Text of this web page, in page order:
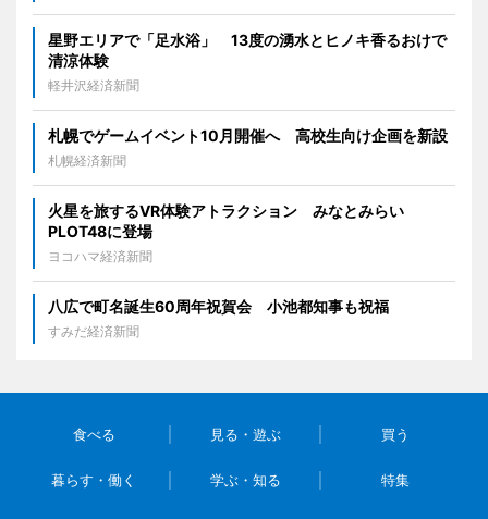
星野エリアで「足水浴」 13度の湧水とヒノキ香るおけで
清涼体験
軽井沢経済新聞
札幌でゲームイベント10月開催へ 高校生向け企画を新設
札幌経済新聞
火星を旅するVR体験アトラクション みなとみらい
PLOT48に登場
ヨコハマ経済新聞
八広で町名誕生60周年祝賀会 小池都知事も祝福
すみだ経済新聞
食べる 見る・遊ぶ 買う
暮らす・働く 学ぶ・知る 特集